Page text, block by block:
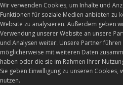
Wir verwenden Cookies, um Inhalte und
Funktionen für soziale Medien anbieten zu
Website zu analysieren. Außerdem geben
Verwendung unserer Website an unsere
und Analysen weiter. Unsere Partner
möglicherweise mit weiteren Daten
haben oder die sie im Rahmen Ihrer
Sie geben Einwilligung zu unseren Cookies,
nutzen.